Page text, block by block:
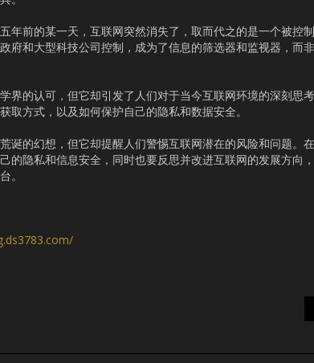
年前的某一天，互联网突然消失了，取而代之的是一个被控
府和大型科技公司控制，成为了信息的筛选器和监视器，而
界的认可，但它却引发了人们对于当今互联网环境的深刻思
取方式，以及如何保护自己的隐私和数据安全。
诞的幻想，但它却提醒人们警惕互联网潜在的风险和问题。
的隐私和信息安全，同时也要反思并改进互联网的发展方向
。